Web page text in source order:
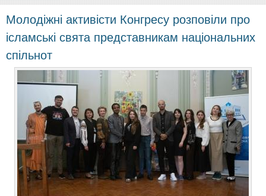
форма
Молодіжні активісти Конгресу розповіли про
ісламські свята представникам національних
спільнот